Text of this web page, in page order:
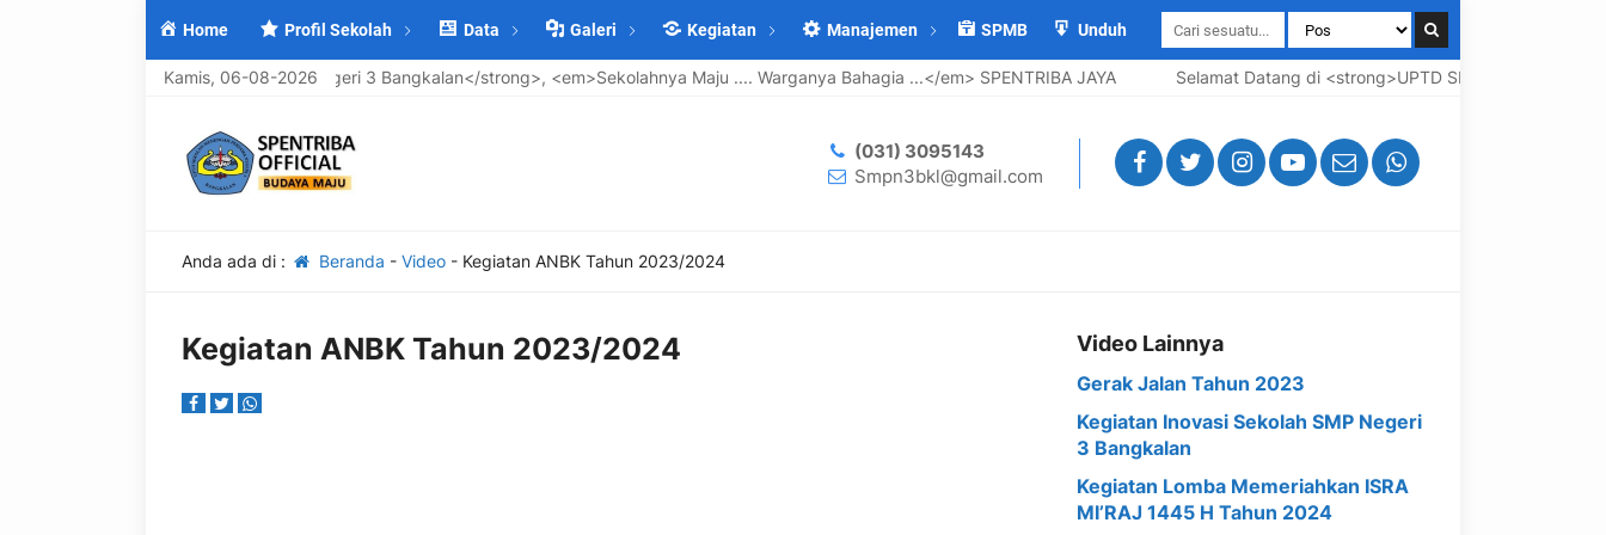
Home Profil Sekolah Data Galeri Kegiatan Manajemen SPMB Unduh
Kamis, 06-08-2026
Datang di <strong>UPTD SMP Negeri 3 Bangkalan</strong>, <em>Sekolahnya Maju .... Warganya Bahagia ...</em> SPENTRIBA JAYA Selamat Datang di <strong>UPTD SMP Negeri 3
(031) 3095143
Smpn3bkl@gmail.com
Anda ada di : Beranda - Video- Kegiatan ANBK Tahun 2023/2024
Kegiatan ANBK Tahun 2023/2024 Video Lainnya
Gerak Jalan Tahun 2023
Kegiatan Inovasi Sekolah SMP Negeri
3 Bangkalan
Kegiatan Lomba Memeriahkan ISRA
MI’RAJ 1445 H Tahun 2024